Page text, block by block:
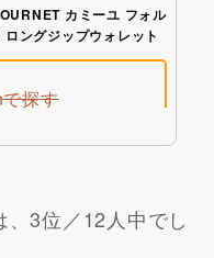
カミーユ フォル
ングジップウォレット
探す
3位／12人中でし